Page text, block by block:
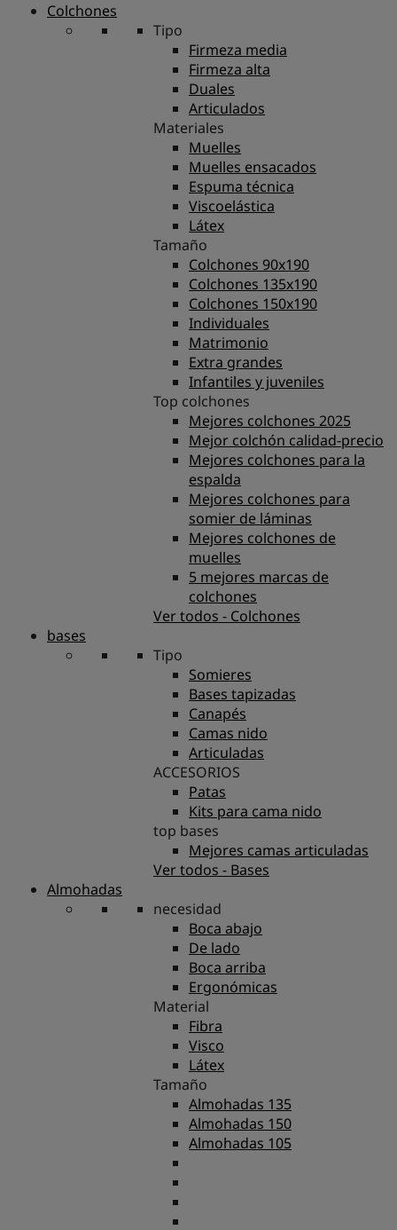
Colchones
Tipo
Firmeza media
Firmeza alta
Duales
Articulados
Materiales
Muelles
Muelles ensacados
Espuma técnica
Viscoelástica
Látex
Tamaño
Colchones 90x190
Colchones 135x190
Colchones 150x190
Individuales
Matrimonio
Extra grandes
Infantiles y juveniles
Top colchones
Mejores colchones 2025
Mejor colchón calidad-precio
Mejores colchones para la
espalda
Mejores colchones para
somier de láminas
Mejores colchones de
muelles
5 mejores marcas de
colchones
Ver todos - Colchones
bases
Tipo
Somieres
Bases tapizadas
Canapés
Camas nido
Articuladas
ACCESORIOS
Patas
Kits para cama nido
top bases
Mejores camas articuladas
Ver todos - Bases
Almohadas
necesidad
Boca abajo
De lado
Boca arriba
Ergonómicas
Material
Fibra
Visco
Látex
Tamaño
Almohadas 135
Almohadas 150
Almohadas 105